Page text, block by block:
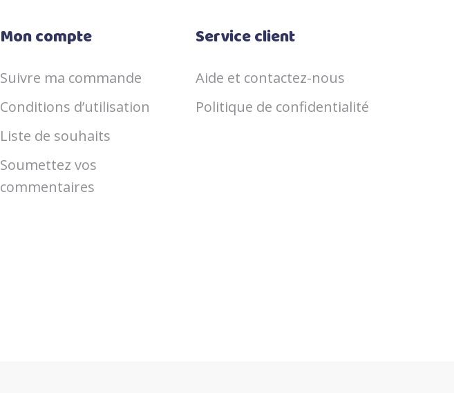
Mon compte
Suivre ma commande
Conditions d’utilisation
Liste de souhaits
Soumettez vos
commentaires
Service client
Aide et contactez-nous
Politique de confidentialité